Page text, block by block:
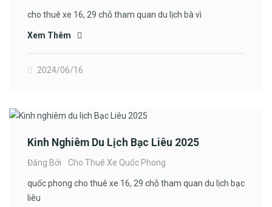
cho thuê xe 16, 29 chỗ tham quan du lịch bà vì
Xem Thêm
2024/06/16
Kinh Nghiêm Du Lịch Bạc Liêu 2025
Đăng Bởi Cho Thuê Xe Quốc Phong
quốc phong cho thuê xe 16, 29 chỗ tham quan du lịch bạc
liêu